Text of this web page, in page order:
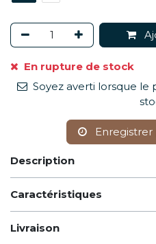
En rupture de stock
Soyez averti lorsque le
Description
Caractéristiques
Livraison